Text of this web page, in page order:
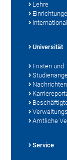
Lehre
International
Universität
Fristen und
Nachrichten
Amtliche
Service